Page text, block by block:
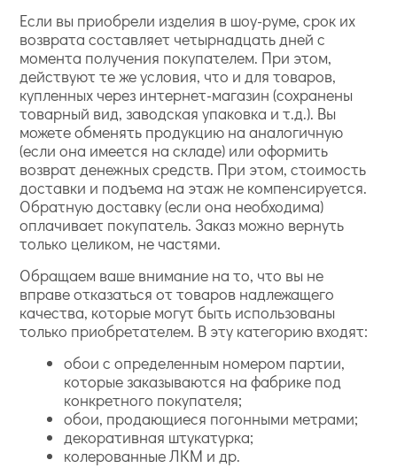
Если вы приобрели изделия в шоу-руме, срок их
возврата составляет четырнадцать дней с
момента получения покупателем. При этом,
действуют те же условия, что и для товаров,
купленных через интернет-магазин (сохранены
товарный вид, заводская упаковка и т.д.). Вы
можете обменять продукцию на аналогичную
(если она имеется на складе) или оформить
возврат денежных средств. При этом, стоимость
доставки и подъема на этаж не компенсируется.
Обратную доставку (если она необходима)
оплачивает покупатель. Заказ можно вернуть
только целиком, не частями.
Обращаем ваше внимание на то, что вы не
вправе отказаться от товаров надлежащего
качества, которые могут быть использованы
только приобретателем. В эту категорию входят:
обои с определенным номером партии,
которые заказываются на фабрике под
конкретного покупателя;
обои, продающиеся погонными метрами;
декоративная штукатурка;
колерованные ЛКМ и др.